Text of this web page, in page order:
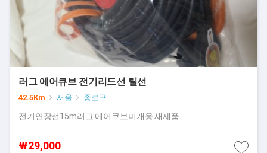
러그 에어큐브 전기리드선 릴선
42.5Km 서울 종로구
전기연장선15m러그 에어큐브미개옹 새제품
₩29,000